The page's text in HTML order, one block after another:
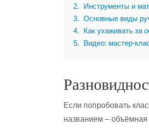
2
Инструменты и
3
Основные виды
4
Как ухаживать за
5
Видео: мастер-
Если попробовать
названием –